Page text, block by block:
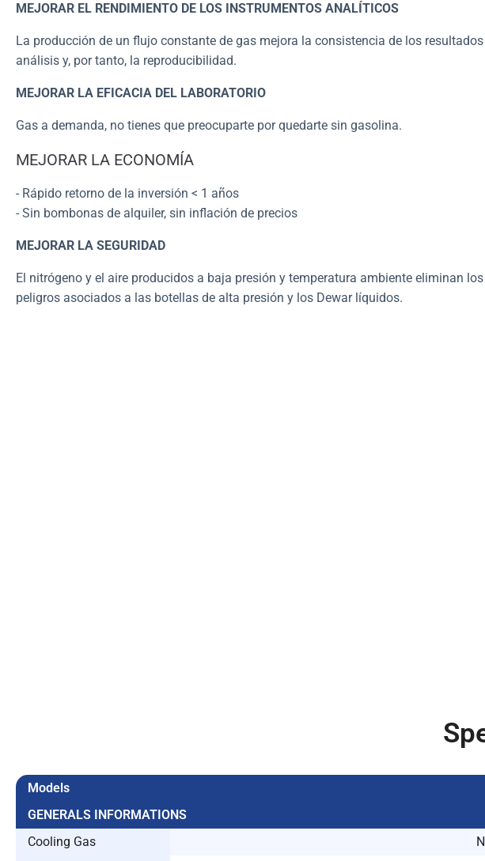
MEJORAR EL RENDIMIENTO DE LOS INSTRUMENTOS ANALÍTICOS
La producción de un flujo constante de gas mejora la consistencia de los resultados
análisis y, por tanto, la reproducibilidad.
MEJORAR LA EFICACIA DEL LABORATORIO
Gas a demanda, no tienes que preocuparte por quedarte sin gasolina.
MEJORAR LA ECONOMÍA
- Rápido retorno de la inversión < 1 años
- Sin bombonas de alquiler, sin inflación de precios
MEJORAR LA SEGURIDAD
El nitrógeno y el aire producidos a baja presión y temperatura ambiente eliminan los
peligros asociados a las botellas de alta presión y los Dewar líquidos.
Models
GENERALS INFORMATIONS
Cooling Gas